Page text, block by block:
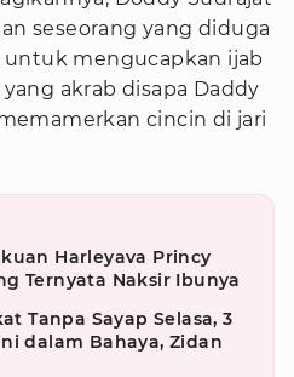
seseorang yang diduga
mengucapkan ijab
akrab disapa Daddy
cincin di jari
Harleyava Princy
Ternyata Naksir Ibunya
Tanpa Sayap Selasa, 3
dalam Bahaya, Zidan